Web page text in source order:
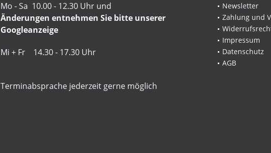
Mo - Sa 10.00 - 12.30 Uhr und
Änderungen entnehmen Sie bitte unserer
Googleanzeige
Mi + Fr 14.30 - 17.30 Uhr
Terminabsprache jederzeit gerne möglich
Newsletter
Zahlung und
Impressum
Datenschutz
AGB